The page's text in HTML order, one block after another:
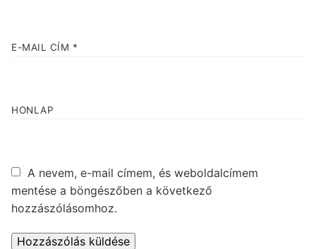
E-MAIL CÍM *
HONLAP
A nevem, e-mail címem, és weboldalcímem
mentése a böngészőben a következő
hozzászólásomhoz.